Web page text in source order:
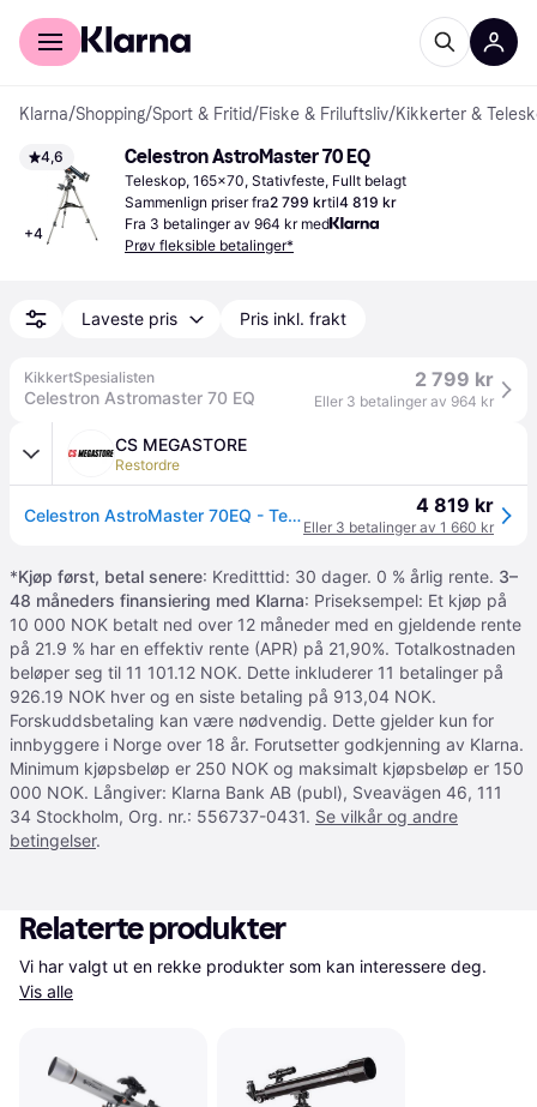
For kunder
Klarna/Shopping/Sport & Fritid/Fiske & Friluftsliv/Kikkerter &
4,6
+4
Celestron AstroMaster 70 EQ
Teleskop, 165x70, Stativfeste, Fullt belagt
Sammenlign priser fra2 799 krtil4 819 kr
Fra 3 betalinger av 964 kr med
Prøv fleksible betalinger*
Laveste pris Pris inkl. frakt
KikkertSpesialisten
Celestron Astromaster 70 EQ
2 799 kr
Eller 3 betalinger av 964 kr
CS MEGASTORE
Restordre
Celestron AstroMaster 70EQ - Teleskop - 70 mm - f/12.9 - refraktor 4 819 kr
Eller 3 betalinger av 1 660 kr
*Kjøp først, betal senere: Kreditttid: 30 dager. 0 % årlig rente. 3–
48 måneders finansiering med Klarna: Priseksempel: Et kjøp på
10 000 NOK betalt ned over 12 måneder med en gjeldende rente
på 21.9 % har en effektiv rente (APR) på 21,90%. Totalkostnaden
beløper seg til 11 101.12 NOK. Dette inkluderer 11 betalinger på
926.19 NOK hver og en siste betaling på 913,04 NOK.
Forskuddsbetaling kan være nødvendig. Dette gjelder kun for
innbyggere i Norge over 18 år. Forutsetter godkjenning av Klarna.
Minimum kjøpsbeløp er 250 NOK og maksimalt kjøpsbeløp er 150
000 NOK. Långiver: Klarna Bank AB (publ), Sveavägen 46, 111
34 Stockholm, Org. nr.: 556737-0431. Se vilkår og andre
betingelser.
Relaterte produkter
Vis alle